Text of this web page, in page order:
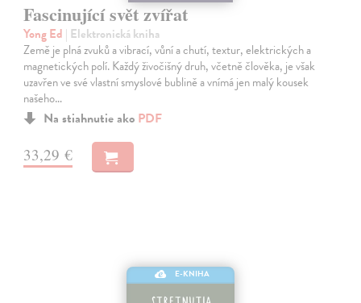
Fascinující svět zvířat
Yong Ed | Elektronická kniha
Země je plná zvuků a vibrací, vůní a chutí, textur, elektrických a
magnetických polí. Každý živočišný druh, včetně člověka, je však
uzavřen ve své vlastní smyslové bublině a vnímá jen malý kousek
našeho…
Na stiahnutie ako PDF
33,29 €
E-KNIHA